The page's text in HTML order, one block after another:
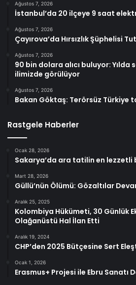
Ağustos 7, 2026
İstanbul’da 20 ilçeye 9 saat
Ağustos 7, 2026
Çayırova’da Hırsızlık Şüphelisi
Ağustos 7, 2026
90 bin dolara alıcı buluyor: Yılda
ilimizde görülüyor
Ağustos 7, 2026
Bakan Göktaş: Terörsüz Türkiye
Rastgele Haberler
Ocak 28, 2026
Sakarya’da ara tatilin en lezzetli
Mart 28, 2026
Güllü’nün Ölümü: Gözaltılar
Aralık 25, 2025
Kolombiya Hükümeti, 30 Günlük
Olağanüstü Hal İlan Etti
Aralık 19, 2024
CHP’den 2025 Bütçesine Sert
Ocak 1, 2026
Erasmus+ Projesi ile Ebru Sanatı